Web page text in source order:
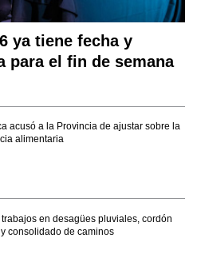
ya tiene fecha y
para el fin de semana
acusó a la Provincia de ajustar sobre la
alimentaria
en desagües pluviales, cordón
consolidado de caminos